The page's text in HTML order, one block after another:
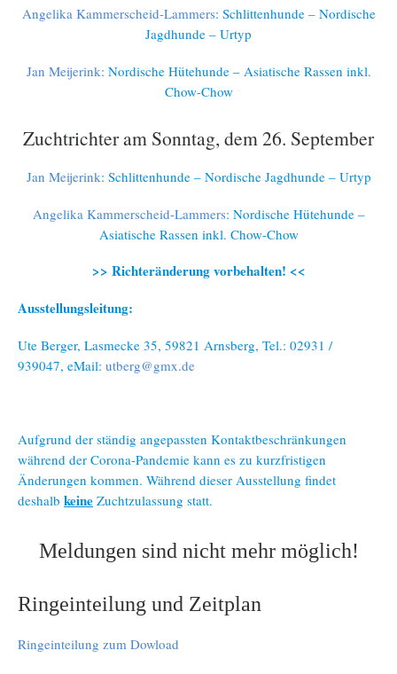
Angelika Kammerscheid-Lammers: Schlittenhunde – Nordische
Jagdhunde – Urtyp
Jan Meijerink: Nordische Hütehunde – Asiatische Rassen inkl.
Chow-Chow
Zuchtrichter am Sonntag, dem 26. September
Jan Meijerink: Schlittenhunde – Nordische Jagdhunde – Urtyp
Angelika Kammerscheid-Lammers: Nordische Hütehunde –
Asiatische Rassen inkl. Chow-Chow
>> Richteränderung vorbehalten! <<
Ausstellungsleitung:
Ute Berger, Lasmecke 35, 59821 Arnsberg, Tel.: 02931 /
939047, eMail: utberg@gmx.de
Aufgrund der ständig angepassten Kontaktbeschränkungen
während der Corona-Pandemie kann es zu kurzfristigen
Änderungen kommen. Während dieser Ausstellung findet
deshalb keine Zuchtzulassung statt.
Meldungen sind nicht mehr möglich!
Ringeinteilung und Zeitplan
Ringeinteilung zum Dowload